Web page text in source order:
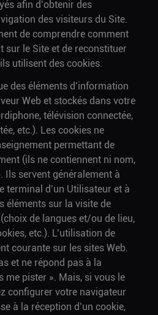
afin d’obtenir des
des visiteurs du Site.
de comprendre comment
sur le Site et de reconstituer
utilisent des cookies.
des éléments d’information
Web et stockés dans votre
télévision connectée,
etc.). Les cookies ne
permettant de
(ils ne contiennent ni nom,
Ils servent généralement à
terminal d’un Utilisateur et à
éléments sur la visite de
de langues et/ou de lieu,
etc.). L’utilisation de
courante sur les sites Web.
et ne répond pas à la
me pister ». Mais, si vous le
configurer votre navigateur
à la réception d’un cookie,